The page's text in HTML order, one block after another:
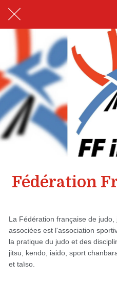
Fédération
La Fédération française de
associées est l'association
la pratique du judo et des
jitsu, kendo, iaidō, sport
et taïso.